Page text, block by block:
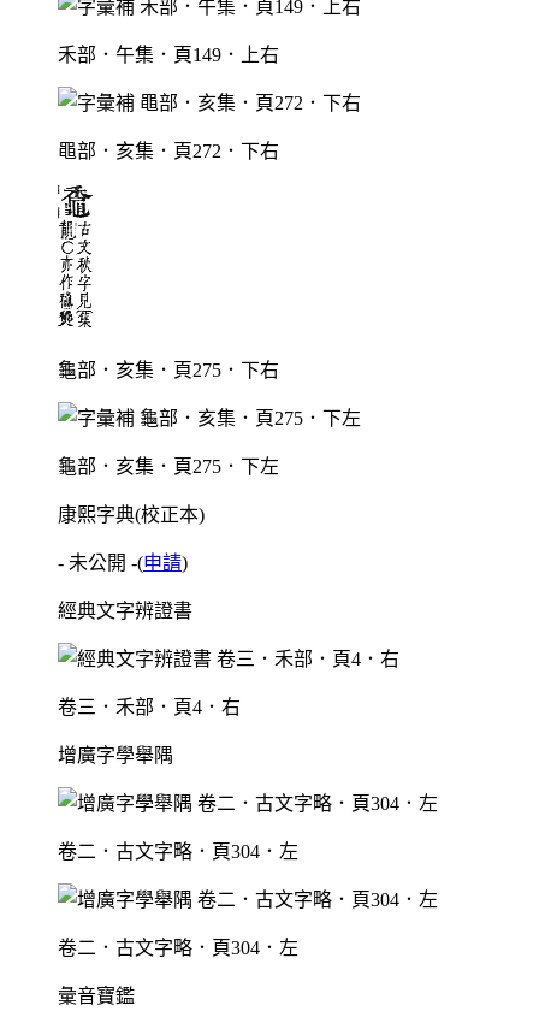
禾部．午集．頁149．上右
黽部．亥集．頁272．下右
龜部．亥集．頁275．下右
龜部．亥集．頁275．下左
康熙字典(校正本)
- 未公開 -(申請)
經典文字辨證書
卷三．禾部．頁4．右
增廣字學舉隅
卷二．古文字略．頁304．左
卷二．古文字略．頁304．左
彙音寶鑑